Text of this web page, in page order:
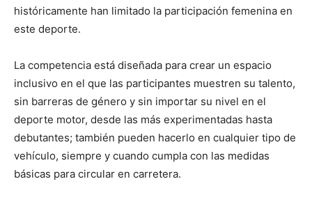
históricamente han limitado la participación femenina en
este deporte.
La competencia está diseñada para crear un espacio
inclusivo en el que las participantes muestren su talento,
sin barreras de género y sin importar su nivel en el
deporte motor, desde las más experimentadas hasta
debutantes; también pueden hacerlo en cualquier tipo de
vehículo, siempre y cuando cumpla con las medidas
básicas para circular en carretera.